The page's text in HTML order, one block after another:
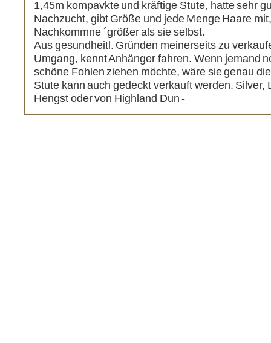
1,45m kompavkte und kräftige Stute, hatte sehr
Nachzucht, gibt Größe und jede Menge Haare
Nachkommne ´größer als sie selbst.
Aus gesundheitl. Gründen meinerseits zu
Umgang, kennt Anhänger fahren. Wenn jemand
schöne Fohlen ziehen möchte, wäre sie genau
Stute kann auch gedeckt verkauft werden. Silver,
Hengst oder von Highland Dun -